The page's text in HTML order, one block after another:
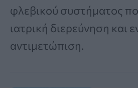
φλεβικού συστήματος
ιατρική διερεύνηση και
αντιμετώπιση.